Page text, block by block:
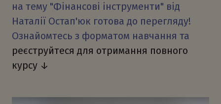
на тему "Фінансові інструменти" від
Наталії Остап'юк готова до перегляду!
Ознайомтесь з форматом навчання та
реєструйтеся для отримання повного
курсу ↓